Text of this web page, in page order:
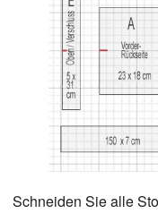
Schneiden Sie alle